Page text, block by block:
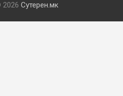
2026 Сутерен.мк